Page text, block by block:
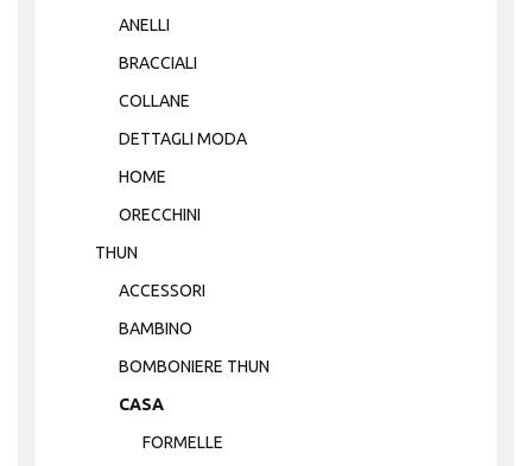
ANELLI
BRACCIALI
COLLANE
DETTAGLI MODA
HOME
ORECCHINI
THUN
ACCESSORI
BAMBINO
BOMBONIERE THUN
CASA
FORMELLE